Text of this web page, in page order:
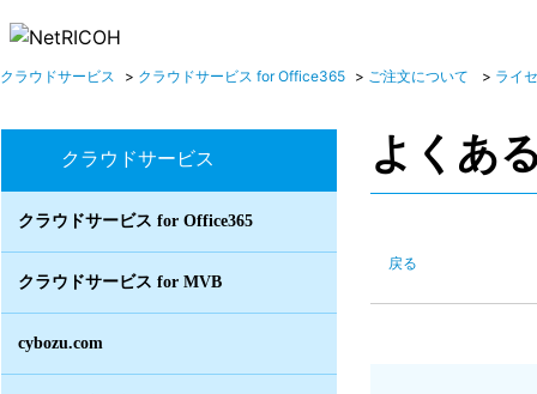
クラウドサービス > クラウドサービス for Office365 > ご注文について > ライ
クラウドサービス
クラウドサービス for Office365
クラウドサービス for MVB
cybozu.com
よくあ
戻る